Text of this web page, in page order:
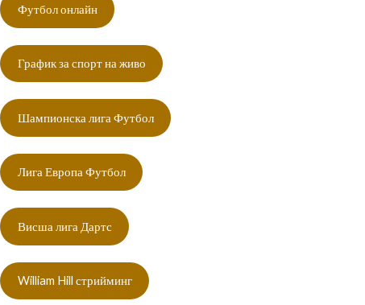
Футбол онлайн
График за спорт на живо
Шампионска лига Футбол
Лига Европа Футбол
Висша лига Дартс
William Hill стрийминг